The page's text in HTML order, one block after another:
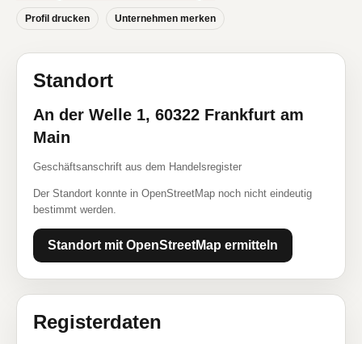
Profil drucken Unternehmen merken
Standort
An der Welle 1, 60322 Frankfurt am
Main
Geschäftsanschrift aus dem Handelsregister
Der Standort konnte in OpenStreetMap noch nicht eindeutig
bestimmt werden.
Standort mit OpenStreetMap ermitteln
Registerdaten